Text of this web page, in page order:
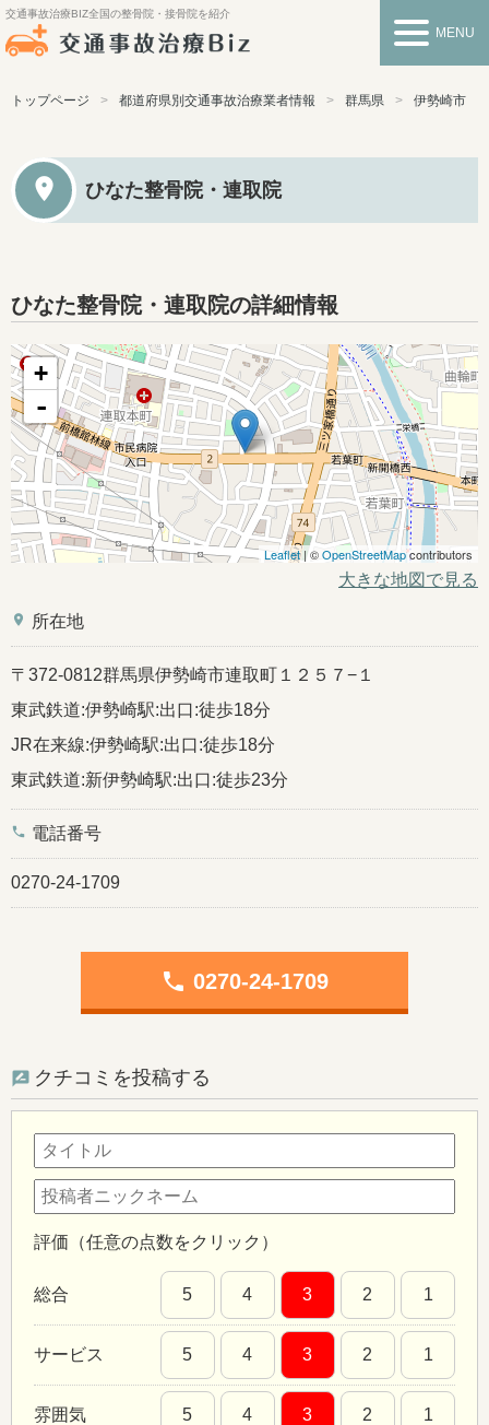
交通事故治療BIZ全国の整骨院・接骨院を紹介
MENU
トップページ 都道府県別交通事故治療業者情報 群馬県 伊勢崎市
ひなた整骨院・連取院
ひなた整骨院・連取院の詳細情報
+
-
Leaflet| ©OpenStreetMapcontributors
大きな地図で見る
place 所在地
〒372-0812群馬県伊勢崎市連取町１２５７−１
東武鉄道:伊勢崎駅:出口:徒歩18分
JR在来線:伊勢崎駅:出口:徒歩18分
東武鉄道:新伊勢崎駅:出口:徒歩23分
phone 電話番号
0270-24-1709
phone 0270-24-1709
クチコミを投稿する
評価（任意の点数をクリック）
総合 5 4 3 2 1
サービス 5 4 3 2 1
雰囲気 5 4 3 2 1